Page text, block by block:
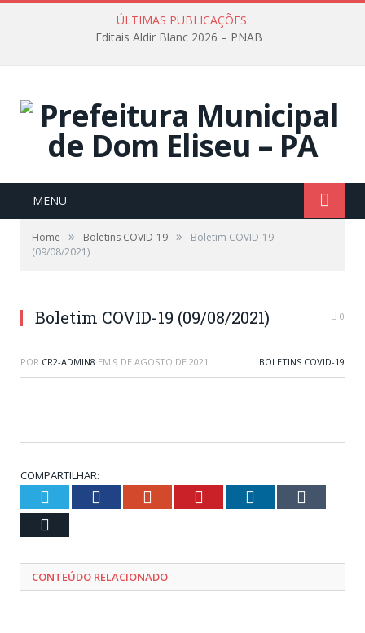
ÚLTIMAS PUBLICAÇÕES:
Editais Aldir Blanc 2026 – PNAB
MENU
Home » Boletins COVID-19 »
Boletim COVID-19
(09/08/2021)
Boletim COVID-19 (09/08/2021) 0
POR CR2-ADMIN8 EM 9 DE AGOSTO DE 2021 BOLETINS COVID-19
COMPARTILHAR:
Twitter Facebook Google+ Pinterest LinkedIn
CONTEÚDO RELACIONADO